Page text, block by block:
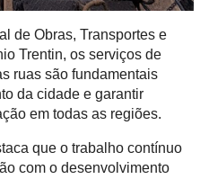
de Obras, Transportes e
Trentin, os serviços de
ruas são fundamentais
da cidade e garantir
em todas as regiões.
que o trabalho contínuo
com o desenvolvimento